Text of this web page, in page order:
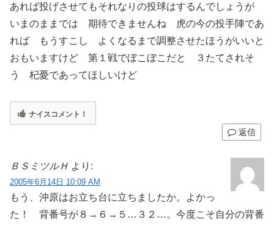
あれば投げさせてもそれなりの投球はするんでしょうが
いまのままでは 期待できませんね 虎の今の投手陣であ
れば もうすこし よくなるまで調整させたほうがいいと
おもいますけど 第１戦でぼこぼこだと ３たてされそ
う 杞憂であってほしいけど
ナイスコメント！
返信
ＢＳミツルＨ より:
2005年6月14日 10:09 AM
もう、沖原はお立ち台に立ちましたか。よかっ
た！ 背番号が８→６→５…３２…。今度こそ自分の背番